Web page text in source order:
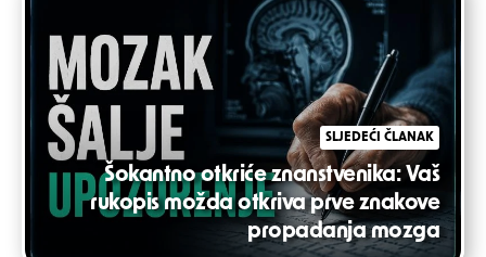
SLJEDEĆI ČLANAK
Šokantno otkriće znanstvenika: Vaš
rukopis možda otkriva prve znakove
propadanja mozga